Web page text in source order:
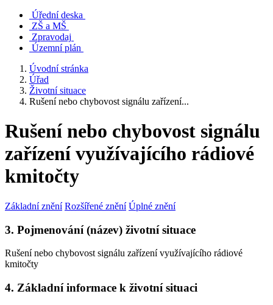
Úřední deska
ZŠ a MŠ
Zpravodaj
Územní plán
Úvodní stránka
Úřad
Životní situace
Rušení nebo chybovost signálu zařízení...
Rušení nebo chybovost signálu
zařízení využívajícího rádiové
kmitočty
Základní znění Rozšířené znění Úplné znění
3. Pojmenování (název) životní situace
Rušení nebo chybovost signálu zařízení využívajícího rádiové
kmitočty
4. Základní informace k životní situaci